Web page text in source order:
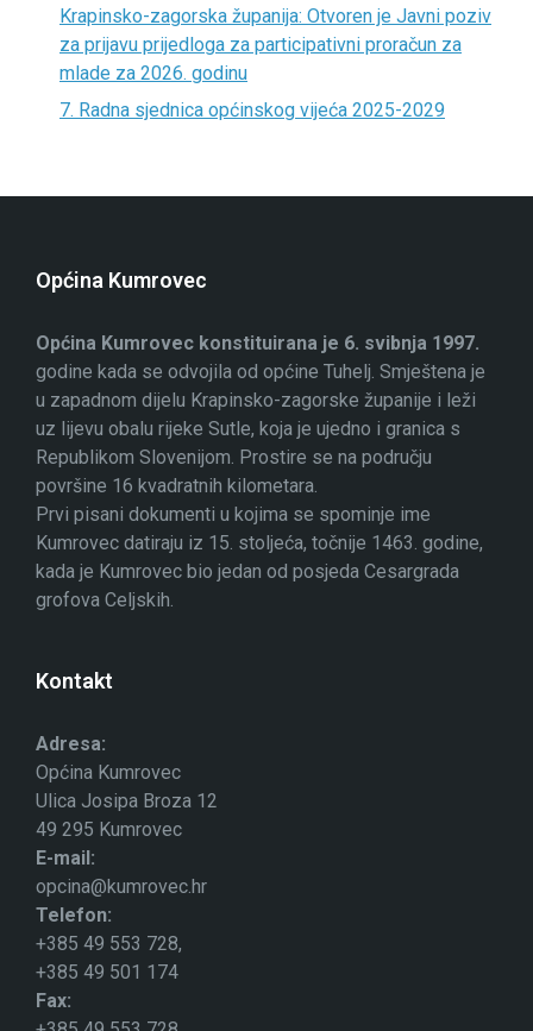
Krapinsko-zagorska županija: Otvoren je Javni poziv
za prijavu prijedloga za participativni proračun za
mlade za 2026. godinu
7. Radna sjednica općinskog vijeća 2025-2029
Općina Kumrovec
Općina Kumrovec konstituirana je 6. svibnja 1997.
godine kada se odvojila od općine Tuhelj. Smještena je
u zapadnom dijelu Krapinsko-zagorske županije i leži
uz lijevu obalu rijeke Sutle, koja je ujedno i granica s
Republikom Slovenijom. Prostire se na području
površine 16 kvadratnih kilometara.
Prvi pisani dokumenti u kojima se spominje ime
Kumrovec datiraju iz 15. stoljeća, točnije 1463. godine,
kada je Kumrovec bio jedan od posjeda Cesargrada
grofova Celjskih.
Kontakt
Adresa:
Općina Kumrovec
Ulica Josipa Broza 12
49 295 Kumrovec
E-mail:
opcina@kumrovec.hr
Telefon:
+385 49 553 728,
+385 49 501 174
Fax: